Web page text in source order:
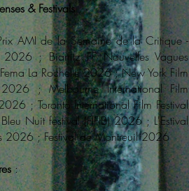
& Festivals:
AMI de la Semaine de la Critique -
2026 ; Biarritz FF Nouvelles Vagues
La Rochelle 2026 ; New York Film
2026 ; Melbourne International Film
; Toronto International Film Festival
Nuit festival (FIFIB) 2026 ; L'Estival
2026 ; Festival de Montreuil 2026
: